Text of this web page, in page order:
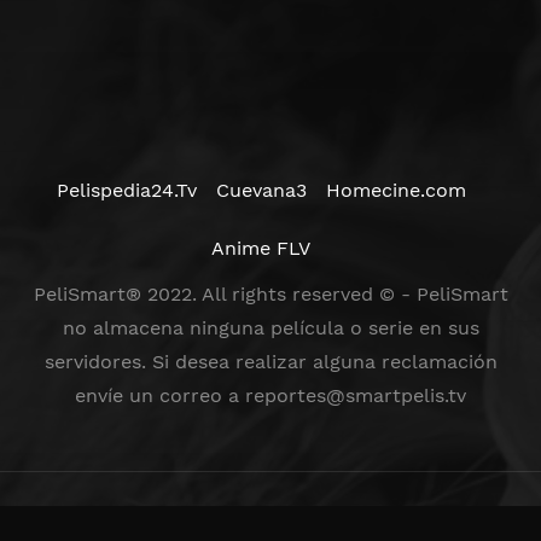
Pelispedia24.Tv Cuevana3 Homecine.com
Anime FLV
PeliSmart® 2022. All rights reserved © - PeliSmart
no almacena ninguna película o serie en sus
servidores. Si desea realizar alguna reclamación
envíe un correo a reportes@smartpelis.tv